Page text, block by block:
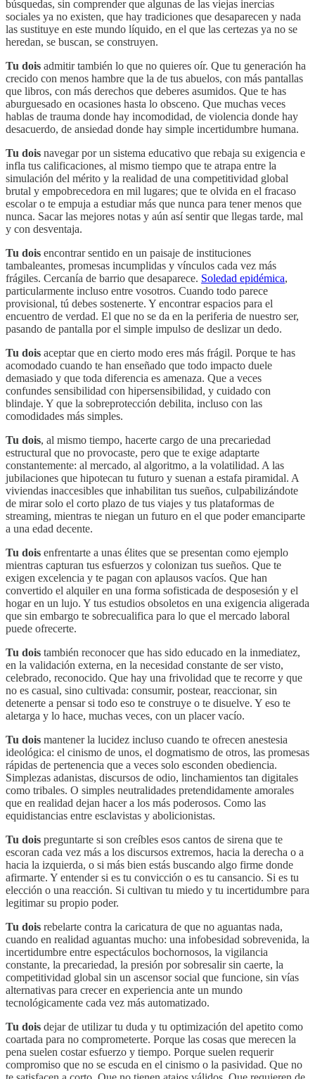
búsquedas, sin comprender que algunas de las viejas inercias
sociales ya no existen, que hay tradiciones que desaparecen y nada
las sustituye en este mundo líquido, en el que las certezas ya no se
heredan, se buscan, se construyen.
Tu dois admitir también lo que no quieres oír. Que tu generación ha
crecido con menos hambre que la de tus abuelos, con más pantallas
que libros, con más derechos que deberes asumidos. Que te has
aburguesado en ocasiones hasta lo obsceno. Que muchas veces
hablas de trauma donde hay incomodidad, de violencia donde hay
desacuerdo, de ansiedad donde hay simple incertidumbre humana.
Tu dois navegar por un sistema educativo que rebaja su exigencia e
infla tus calificaciones, al mismo tiempo que te atrapa entre la
simulación del mérito y la realidad de una competitividad global
brutal y empobrecedora en mil lugares; que te olvida en el fracaso
escolar o te empuja a estudiar más que nunca para tener menos que
nunca. Sacar las mejores notas y aún así sentir que llegas tarde, mal
y con desventaja.
Tu dois encontrar sentido en un paisaje de instituciones
tambaleantes, promesas incumplidas y vínculos cada vez más
frágiles. Cercanía de barrio que desaparece. Soledad epidémica,
particularmente incluso entre vosotros. Cuando todo parece
provisional, tú debes sostenerte. Y encontrar espacios para el
encuentro de verdad. El que no se da en la periferia de nuestro ser,
pasando de pantalla por el simple impulso de deslizar un dedo.
Tu dois aceptar que en cierto modo eres más frágil. Porque te has
acomodado cuando te han enseñado que todo impacto duele
demasiado y que toda diferencia es amenaza. Que a veces
confundes sensibilidad con hipersensibilidad, y cuidado con
blindaje. Y que la sobreprotección debilita, incluso con las
comodidades más simples.
Tu dois, al mismo tiempo, hacerte cargo de una precariedad
estructural que no provocaste, pero que te exige adaptarte
constantemente: al mercado, al algoritmo, a la volatilidad. A las
jubilaciones que hipotecan tu futuro y suenan a estafa piramidal. A
viviendas inaccesibles que inhabilitan tus sueños, culpabilizándote
de mirar solo el corto plazo de tus viajes y tus plataformas de
streaming, mientras te niegan un futuro en el que poder emanciparte
a una edad decente.
Tu dois enfrentarte a unas élites que se presentan como ejemplo
mientras capturan tus esfuerzos y colonizan tus sueños. Que te
exigen excelencia y te pagan con aplausos vacíos. Que han
convertido el alquiler en una forma sofisticada de desposesión y el
hogar en un lujo. Y tus estudios obsoletos en una exigencia aligerada
que sin embargo te sobrecualifica para lo que el mercado laboral
puede ofrecerte.
Tu dois también reconocer que has sido educado en la inmediatez,
en la validación externa, en la necesidad constante de ser visto,
celebrado, reconocido. Que hay una frivolidad que te recorre y que
no es casual, sino cultivada: consumir, postear, reaccionar, sin
detenerte a pensar si todo eso te construye o te disuelve. Y eso te
aletarga y lo hace, muchas veces, con un placer vacío.
Tu dois mantener la lucidez incluso cuando te ofrecen anestesia
ideológica: el cinismo de unos, el dogmatismo de otros, las promesas
rápidas de pertenencia que a veces solo esconden obediencia.
Simplezas adanistas, discursos de odio, linchamientos tan digitales
como tribales. O simples neutralidades pretendidamente amorales
que en realidad dejan hacer a los más poderosos. Como las
equidistancias entre esclavistas y abolicionistas.
Tu dois preguntarte si son creíbles esos cantos de sirena que te
escoran cada vez más a los discursos extremos, hacia la derecha o a
hacia la izquierda, o si más bien estás buscando algo firme donde
afirmarte. Y entender si es tu convicción o es tu cansancio. Si es tu
elección o una reacción. Si cultivan tu miedo y tu incertidumbre para
legitimar su propio poder.
Tu dois rebelarte contra la caricatura de que no aguantas nada,
cuando en realidad aguantas mucho: una infobesidad sobrevenida, la
incertidumbre entre espectáculos bochornosos, la vigilancia
constante, la precariedad, la presión por sobresalir sin caerte, la
competitividad global sin un ascensor social que funcione, sin vías
alternativas para crecer en experiencia ante un mundo
tecnológicamente cada vez más automatizado.
Tu dois dejar de utilizar tu duda y tu optimización del apetito como
coartada para no comprometerte. Porque las cosas que merecen la
pena suelen costar esfuerzo y tiempo. Porque suelen requerir
compromiso que no se escuda en el cinismo o la pasividad. Que no